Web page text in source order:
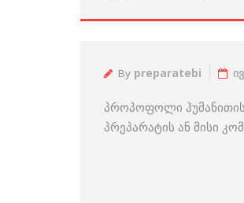
By preparatebi
პროპოფოლი ჰუმანითის
პრეპარატის ან მისი